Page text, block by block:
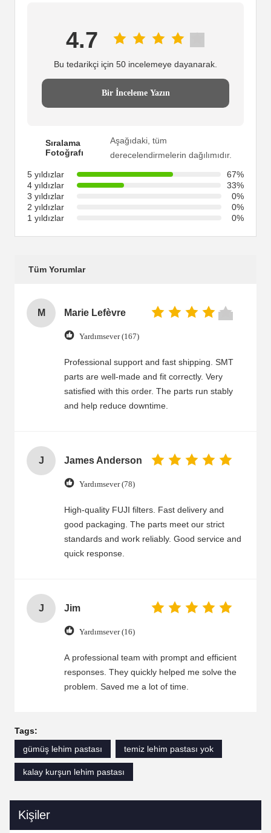
4.7
Bu tedarikçi için 50 incelemeye dayanarak.
Bir İnceleme Yazın
Sıralama
Fotoğrafı
Aşağıdaki, tüm
derecelendirmelerin dağılımıdır.
5 yıldızlar
67%
4 yıldızlar
33%
3 yıldızlar
0%
2 yıldızlar
0%
1 yıldızlar
0%
Tüm Yorumlar
M Marie Lefèvre
Yardımsever (167)
Professional support and fast shipping. SMT
parts are well-made and fit correctly. Very
satisfied with this order. The parts run stably
and help reduce downtime.
J James Anderson
Yardımsever (78)
High-quality FUJI filters. Fast delivery and
good packaging. The parts meet our strict
standards and work reliably. Good service and
quick response.
J Jim
Yardımsever (16)
A professional team with prompt and efficient
responses. They quickly helped me solve the
problem. Saved me a lot of time.
Tags:
gümüş lehim pastası
temiz lehim pastası yok
kalay kurşun lehim pastası
Kişiler